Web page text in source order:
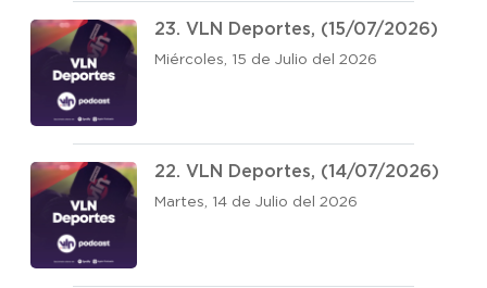
23. VLN Deportes, (15/07/2026)
Miércoles, 15 de Julio del 2026
22. VLN Deportes, (14/07/2026)
Martes, 14 de Julio del 2026